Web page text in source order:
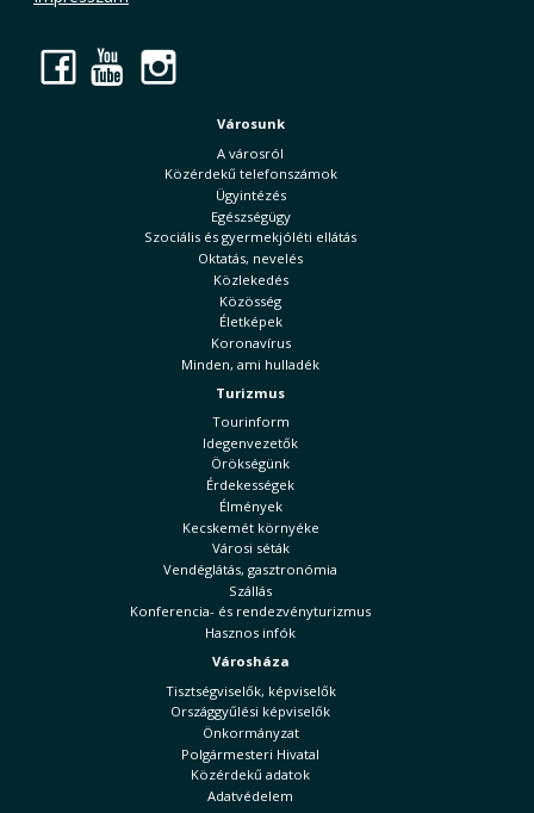
Facebook
YouTube
Városunk
A városról
Közérdekű telefonszámok
Ügyintézés
Egészségügy
Szociális és gyermekjóléti ellátás
Oktatás, nevelés
Közlekedés
Közösség
Életképek
Koronavírus
Minden, ami hulladék
Turizmus
Tourinform
Idegenvezetők
Örökségünk
Érdekességek
Élmények
Kecskemét környéke
Városi séták
Vendéglátás, gasztronómia
Szállás
Konferencia- és rendezvényturizmus
Hasznos infók
Városháza
Tisztségviselők, képviselők
Országgyűlési képviselők
Önkormányzat
Polgármesteri Hivatal
Közérdekű adatok
Adatvédelem